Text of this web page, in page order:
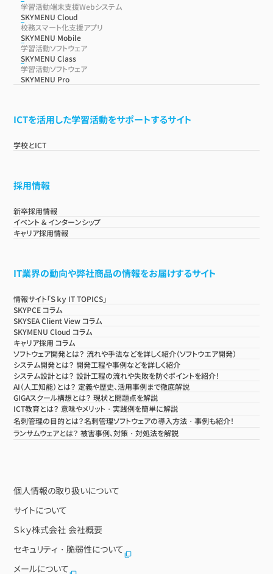
学習活動端末支援Webシステム
SKYMENU Cloud
校務スマート化支援アプリ
SKYMENU Mobile
学習活動ソフトウェア
SKYMENU Class
学習活動ソフトウェア
SKYMENU Pro
ICTを活用した学習活動をサポートするサイト
学校とICT
採用情報
新卒採用情報
イベント & インターンシップ
キャリア採用情報
IT業界の動向や弊社商品の情報をお届けするサイト
情報サイト「Ｓｋｙ IT TOPICS」
SKYPCE コラム
SKYSEA Client View コラム
SKYMENU Cloud コラム
キャリア採用 コラム
ソフトウェア開発とは？ 流れや手法などを詳しく紹介（ソフトウエア開発）
システム開発とは？ 開発工程や事例などを詳しく紹介
システム設計とは？ 設計工程の流れや失敗を防ぐポイントを紹介！
AI（人工知能）とは？ 定義や歴史、活用事例まで徹底解説
GIGAスクール構想とは？ 現状と問題点を解説
ICT教育とは？ 意味やメリット・実践例を簡単に解説
名刺管理の目的とは？名刺管理ソフトウェアの導入方法・事例も紹介！
ランサムウェアとは？ 被害事例、対策・対処法を解説
個人情報の取り扱いについて
サイトについて
Ｓｋｙ株式会社 会社概要
セキュリティ・脆弱性について
メールについて